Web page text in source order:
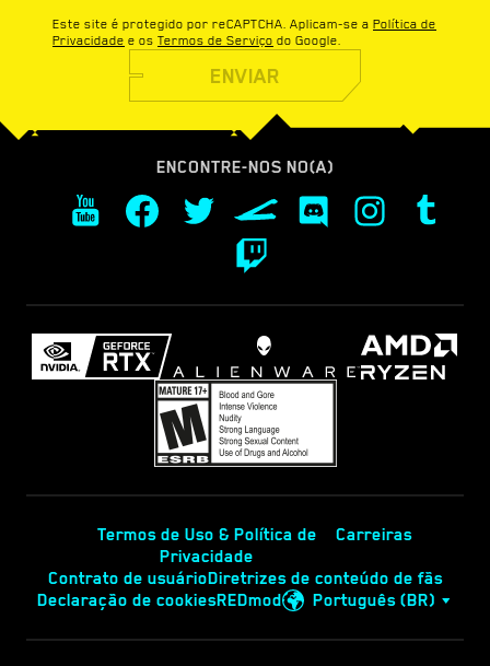
Este site é protegido por reCAPTCHA. Aplicam-se a Política de
Privacidade e os Termos de Serviço do Google.
ENVIAR
ENCONTRE-NOS NO(A)
Termos de Uso & Política de
Privacidade
Carreiras
Contrato de usuárioDiretrizes de conteúdo de fãs
Declaração de cookiesREDmod Português (BR)